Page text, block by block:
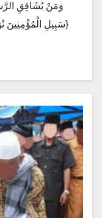
سَبِيلِ الْمُؤْمِنِينَ